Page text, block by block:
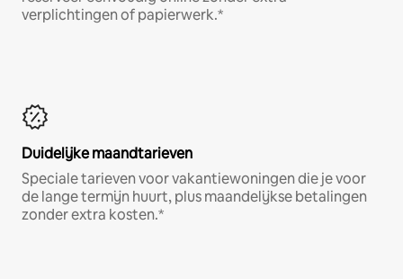
verplichtingen of papierwerk.*
Duidelijke maandtarieven
Speciale tarieven voor vakantiewoningen die je voor
de lange termijn huurt, plus maandelijkse betalingen
zonder extra kosten.*